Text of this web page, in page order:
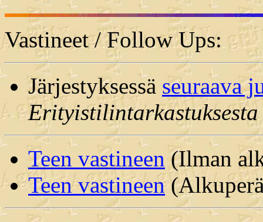
Vastineet / Follow Ups:
Järjestyksessä seuraava
Erityistilintarkastuksesta
Teen vastineen (Ilman
Teen vastineen